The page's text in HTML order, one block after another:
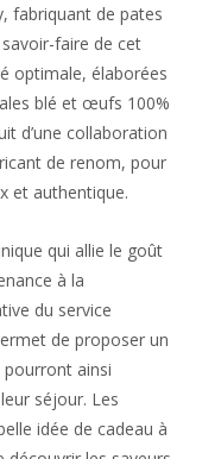
fabriquant de pates
faire de cet
optimale, élaborées
blé et œufs 100%
d’une collaboration
de renom, pour
et authentique.
qui allie le goût
à la
du service
de proposer un
ainsi
séjour. Les
idée de cadeau à